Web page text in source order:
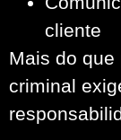
cliente
Mais do
criminal